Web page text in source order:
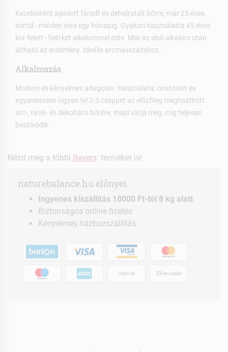
Kezelésként ajánlott fáradt és dehidratált bőrre, már 25 éves
kortól - minden este egy hónapig. Gyakori használatra 45 éves
kor felett - heti két alkalommal este. Már az első alkalom után
látható az eredmény. Ideális arcmasszázshoz.
Alkalmazás
Modern és kényelmes adagolás. Használata: óvatosan és
egyenletesen vigyen fel 2-3 cseppet az előzőleg megtisztított
arc-, nyak- és dekoltázs bőrére, majd várja meg, míg teljesen
beszívódik.
Nézd meg a többi Revers terméket is!
naturebalance.hu előnyei
Ingyenes kiszállítás 18000 Ft-tól 8 kg alatt
Biztonságos online fizetés
Kényelmes házhozszállítás
Utánvét Előre utalás